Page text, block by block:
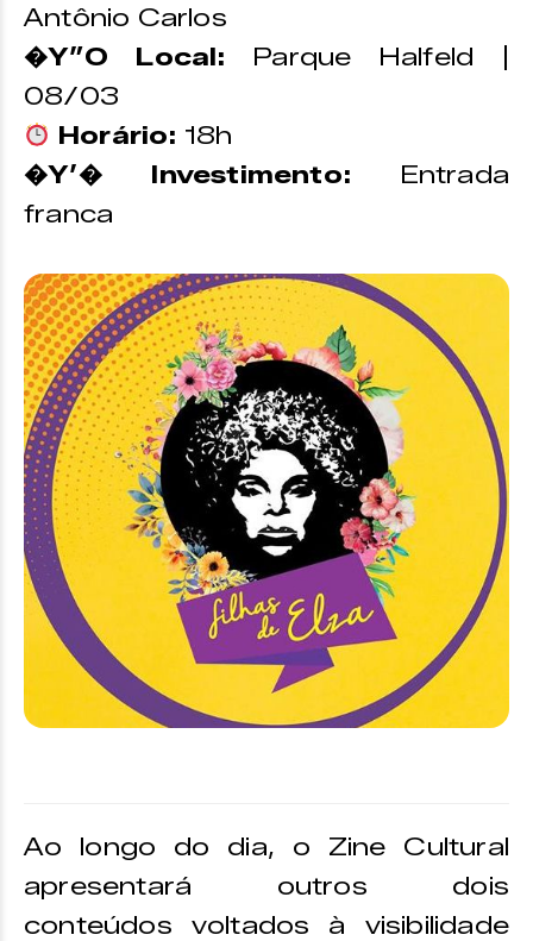
Antônio Carlos
�Y”O Local: Parque Halfeld |
08/03
Horário: 18h
�Y’� Investimento: Entrada
franca
Ao longo do dia, o Zine Cultural
apresentará outros dois
conteúdos voltados à visibilidade